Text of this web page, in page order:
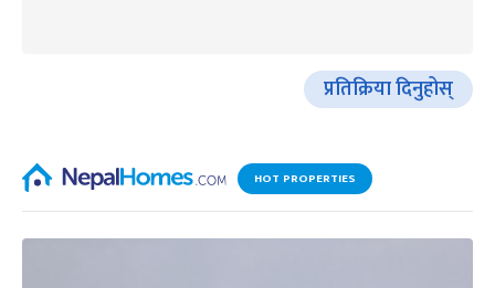
प्रतिक्रिया दिनुहोस्
HOT PROPERTIES